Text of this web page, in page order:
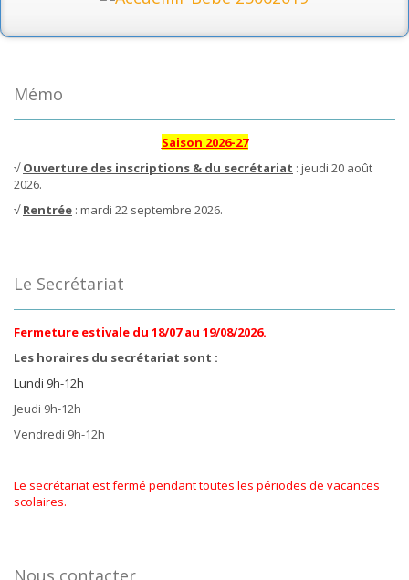
Mémo
Saison 2026-27
√Ouverture des inscriptions & du secrétariat : jeudi 20 août
2026.
√Rentrée : mardi 22 septembre 2026.
Le Secrétariat
Fermeture estivale du 18/07 au 19/08/2026.
Les horaires du secrétariat sont :
Lundi 9h-12h
Jeudi 9h-12h
Vendredi 9h-12h
Le secrétariat est fermé pendant toutes les périodes de vacances
scolaires.